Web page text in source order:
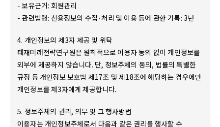
- 보유근거: 회원관리
- 관련법령: 신용정보의 수집·처리 및 이용 등에 관한 기록: 3년
4. 개인정보의 제3자 제공 및 위탁
태재미래전략연구원은 원칙적으로 이용자 동의 없이 개인정보를
외부에 제공하지 않습니다. 단, 정보주체의 동의, 법률의 특별한
규정 등 개인정보 보호법 제17조 및 제18조에 해당하는 경우에만
개인정보를 제3자에게 제공합니다.
5. 정보주체의 권리, 의무 및 그 행사방법
이용자는 개인정보주체로서 다음과 같은 권리를 행사할 수